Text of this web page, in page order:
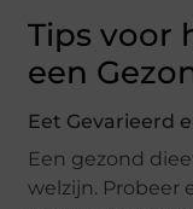
Tips voor
een
Eet Gevarieerd
Een gezond
welzijn. Probeer